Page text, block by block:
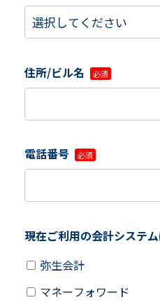
住所/ビル名
電話番号
現在ご利用の会計システ
弥生会計
マネーフォワード